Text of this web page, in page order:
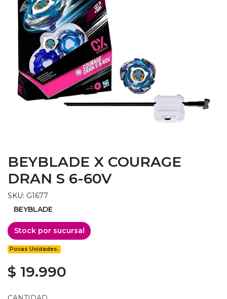
BEYBLADE X COURAGE
DRAN S 6-60V
SKU: G1677
BEYBLADE
Stock por sucursal
Pocas Unidades.
$ 19.990